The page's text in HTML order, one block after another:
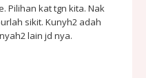
Pilihan kat tgn kita. Nak
sikit. Kunyh2 adah
lain jd nya.